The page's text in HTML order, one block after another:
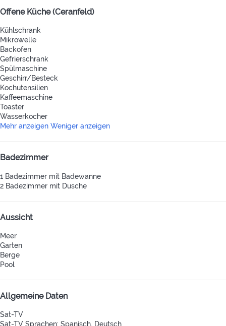
Offene Küche (Ceranfeld)
Kühlschrank
Mikrowelle
Backofen
Gefrierschrank
Spülmaschine
Geschirr/Besteck
Kochutensilien
Kaffeemaschine
Toaster
Wasserkocher
Mehr anzeigen Weniger anzeigen
Badezimmer
1 Badezimmer mit Badewanne
2 Badezimmer mit Dusche
Aussicht
Meer
Garten
Berge
Pool
Allgemeine Daten
Sat-TV
Sat-TV Sprachen: Spanisch, Deutsch